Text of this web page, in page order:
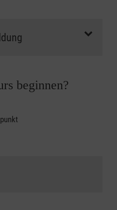
beginnen?